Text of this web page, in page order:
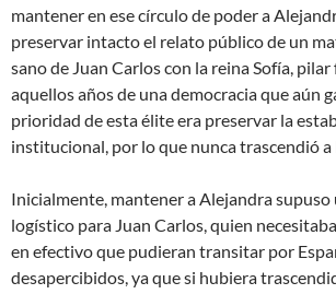
mantener en ese círculo de poder a
preservar intacto el relato público de un
sano de Juan Carlos con la reina Sofía,
aquellos años de una democracia que aún
prioridad de esta élite era preservar la
institucional, por lo que nunca trascendió a
Inicialmente, mantener a Alejandra
logístico para Juan Carlos, quien
en efectivo que pudieran transitar por
desapercibidos, ya que si hubiera